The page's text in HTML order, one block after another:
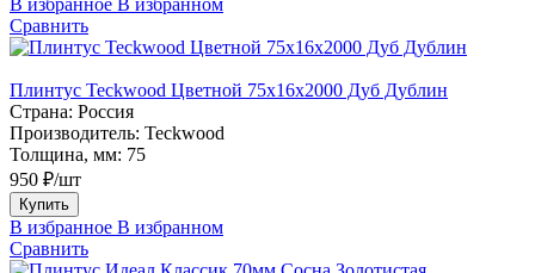
Сравнить
Плинтус Teckwood Цветной 75х16х2000 Дуб Дублин
Страна: Россия
Производитель: Teckwood
Толщина, мм: 75
950 ₽/шт
Купить
В избранное В избранном
Сравнить